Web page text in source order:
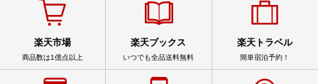
楽天市場
商品数は1億点以上
楽天ブックス
いつでも全品送料無料
楽天トラベル
簡単宿泊予約！